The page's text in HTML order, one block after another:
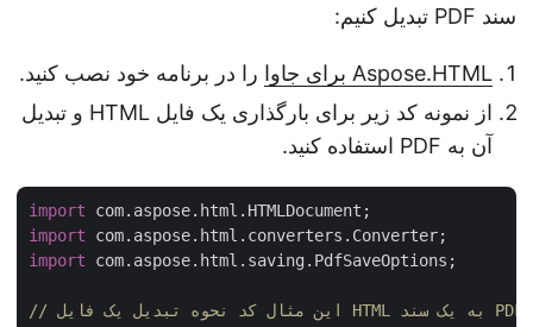
سند PDF تبدیل کنیم:
Aspose.HTML برای جاوا
را در برنامه خود نصب کنید.
از نمونه کد زیر برای بارگذاری یک فایل HTML و تبدیل
آن به PDF استفاده کنید.
import
import
import com.aspose.html.saving.PdfSaveOptions;